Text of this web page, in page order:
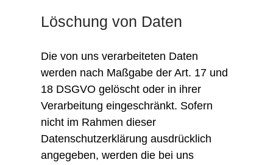
Löschung von Daten
Die von uns verarbeiteten Daten
werden nach Maßgabe der Art. 17 und
18 DSGVO gelöscht oder in ihrer
Verarbeitung eingeschränkt. Sofern
nicht im Rahmen dieser
Datenschutzerklärung ausdrücklich
angegeben, werden die bei uns